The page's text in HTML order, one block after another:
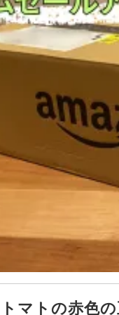
マトの赤色